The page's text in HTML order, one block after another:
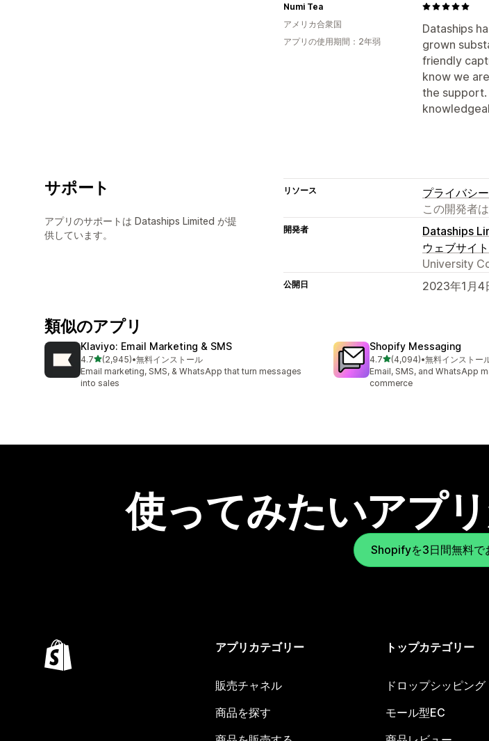
Dataships
grown
friendly
know we
the support.
Numi Tea
アメリカ合衆国
アプリの使用期間：2年弱
サポート
アプリのサポートは Dataships Limited が提
供しています。
リソース
プライバシ
この開発者
開発者
Dataships
ウェブサイト
University
公開日 2023年1月4
類似のアプリ
Klaviyo: Email Marketing & SMS
4.75つ星中
(2,945)
合計レビュー数：2945件
•無料インストール
Email marketing, SMS, & WhatsApp that turn messages
into sales
Shopify Messaging
4.75つ星中
(4,094)
合計レビュー数：4094件
•無料インストー
Email, SMS, and WhatsApp
commerce
使ってみたいアプ
Shopifyを3日間無料で
アプリカテゴリー
販売チャネル
商品を探す
トップカテゴリー
ドロップシッピング
モール型EC